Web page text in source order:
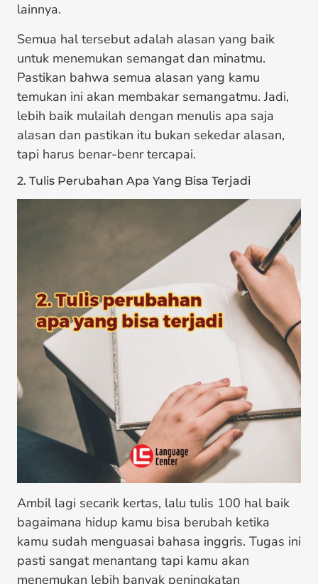
lainnya.
Semua hal tersebut adalah alasan yang baik
untuk menemukan semangat dan minatmu.
Pastikan bahwa semua alasan yang kamu
temukan ini akan membakar semangatmu. Jadi,
lebih baik mulailah dengan menulis apa saja
alasan dan pastikan itu bukan sekedar alasan,
tapi harus benar-benr tercapai.
2. Tulis Perubahan Apa Yang Bisa Terjadi
Ambil lagi secarik kertas, lalu tulis 100 hal baik
bagaimana hidup kamu bisa berubah ketika
kamu sudah menguasai bahasa inggris. Tugas ini
pasti sangat menantang tapi kamu akan
menemukan lebih banyak peningkatan